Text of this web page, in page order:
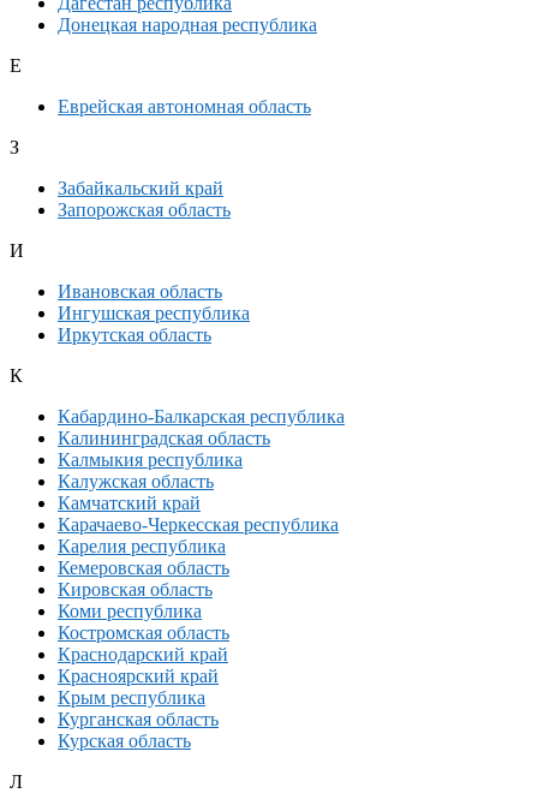
Донецкая народная республика
Е
Еврейская автономная область
З
Забайкальский край
Запорожская область
И
Ивановская область
Ингушская республика
Иркутская область
К
Кабардино-Балкарская республика
Калининградская область
Калмыкия республика
Калужская область
Камчатский край
Карачаево-Черкесская республика
Карелия республика
Кемеровская область
Кировская область
Коми республика
Костромская область
Краснодарский край
Красноярский край
Крым республика
Курганская область
Курская область
Л